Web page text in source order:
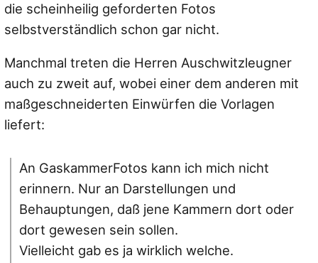
die scheinheilig geforderten Fotos
selbstverständlich schon gar nicht.
Manchmal treten die Herren Auschwitzleugner
auch zu zweit auf, wobei einer dem anderen mit
maßgeschneiderten Einwürfen die Vorlagen
liefert:
An GaskammerFotos kann ich mich nicht
erinnern. Nur an Darstellungen und
Behauptungen, daß jene Kammern dort oder
dort gewesen sein sollen.
Vielleicht gab es ja wirklich welche.